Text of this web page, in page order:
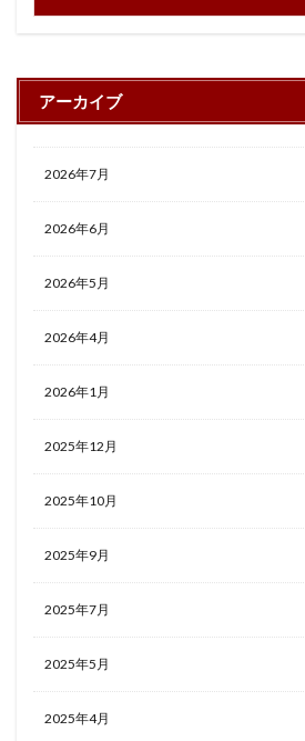
アーカイブ
2026年7月
2026年6月
2026年5月
2026年4月
2026年1月
2025年12月
2025年10月
2025年9月
2025年7月
2025年5月
2025年4月